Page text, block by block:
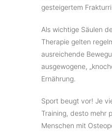
gesteigertem
Als wichtige Säulen
Therapie gelten
ausreichende
ausgewogene,
Ernährung.
Sport beugt vor! Je
Training, desto mehr
Menschen mit